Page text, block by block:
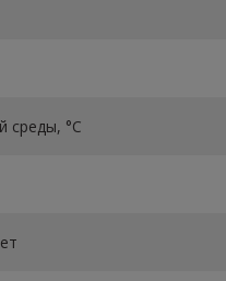
среды, °C